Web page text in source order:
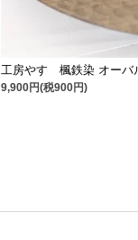
工房やす 楓鉄染 オーバ
9,900円(税900円)